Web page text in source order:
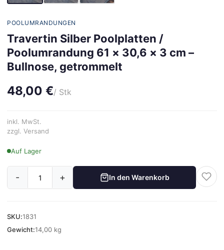
POOLUMRANDUNGEN
Travertin Silber Poolplatten /
Poolumrandung 61 × 30,6 × 3 cm –
Bullnose, getrommelt
48,00 €/ Stk
inkl. MwSt.
zzgl. Versand
Auf Lager
- + In den Warenkorb
SKU:1831
Gewicht:14,00 kg